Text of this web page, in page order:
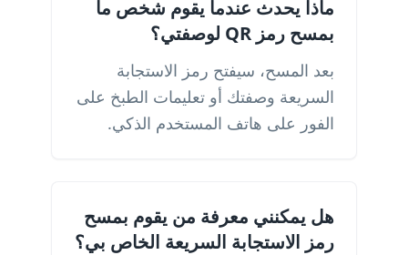
ماذا يحدث عندما يقوم شخص ما
بمسح رمز QR لوصفتي؟
بعد المسح، سيفتح رمز الاستجابة
السريعة وصفتك أو تعليمات الطبخ على
الفور على هاتف المستخدم الذكي.
هل يمكنني معرفة من يقوم بمسح
رمز الاستجابة السريعة الخاص بي؟